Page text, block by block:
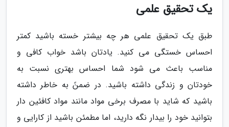
یک تحقیق علمی
طبق یک تحقیق علمی هر چه بیشتر خسته باشید کمتر
احساس خستگی می کنید. یادتان باشد خواب کافی و
مناسب باعث می شود شما احساس بهتری نسبت به
خودتان و زندگی داشته باشید. در ضمنً به خاطر داشته
باشید که شاید با مصرف برخی مواد مانند مواد کافئین دار
بتوانید خود را بیدار نگه دارید، اما مطمئن باشید از کارایی و